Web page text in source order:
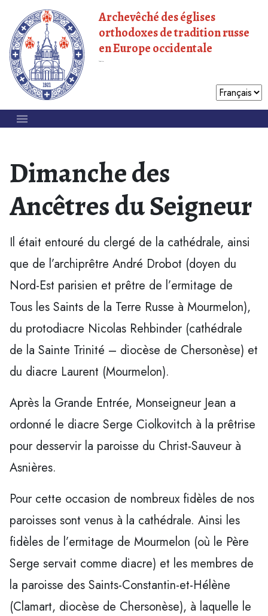
Archevêché des églises
orthodoxes de tradition russe
en Europe occidentale
Dimanche des
Ancêtres du Seigneur
Il était entouré du clergé de la cathédrale, ainsi
que de l’archiprêtre André Drobot (doyen du
Nord-Est parisien et prêtre de l’ermitage de
Tous les Saints de la Terre Russe à Mourmelon),
du protodiacre Nicolas Rehbinder (cathédrale
de la Sainte Trinité – diocèse de Chersonèse) et
du diacre Laurent (Mourmelon).
Après la Grande Entrée, Monseigneur Jean a
ordonné le diacre Serge Ciolkovitch à la prêtrise
pour desservir la paroisse du Christ-Sauveur à
Asnières.
Pour cette occasion de nombreux fidèles de nos
paroisses sont venus à la cathédrale. Ainsi les
fidèles de l’ermitage de Mourmelon (où le Père
Serge servait comme diacre) et les membres de
la paroisse des Saints-Constantin-et-Hélène
(Clamart, diocèse de Chersonèse), à laquelle le